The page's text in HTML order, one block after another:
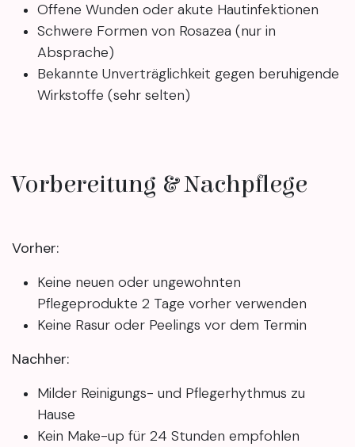
Offene Wunden oder akute Hautinfektionen
Schwere Formen von Rosazea (nur in
Absprache)
Bekannte Unverträglichkeit gegen beruhigende
Wirkstoffe (sehr selten)
Vorbereitung & Nachpflege
Vorher:
Keine neuen oder ungewohnten
Pflegeprodukte 2 Tage vorher verwenden
Keine Rasur oder Peelings vor dem Termin
Nachher:
Milder Reinigungs- und Pflegerhythmus zu
Hause
Kein Make-up für 24 Stunden empfohlen